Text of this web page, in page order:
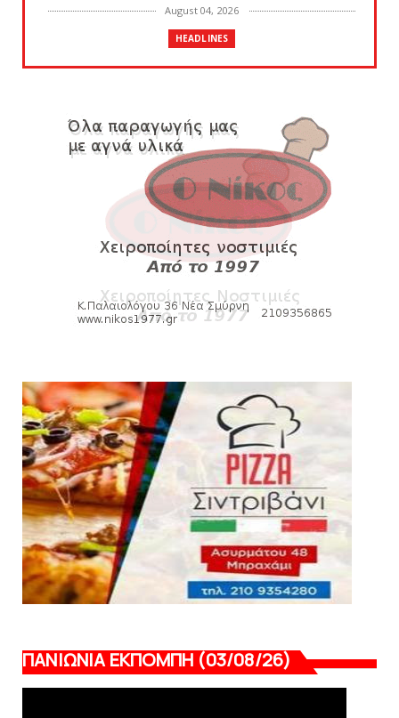
August 04, 2026
HEADLINES
Θλίψη για τον χαμό του Γιώργου
SLIDE
Ξεκινά η ελεύθερη διάθεση των εισιτηρίων
διαρκείας του βόλεϊ...
August 04, 2026
HEADLINES
Kυανέρυθρη και επίσημα η Πάτερου
August 04, 2026
SLIDE
Πανιώνια Εκπομπή: Έπεσε η αυλαία της
ΕΠΙΚΑΙΡΟΤΗΤΑ
LIVE η Πανιώνια Εκπομπή!
August 03, 2026
ΠΑΝΙΩΝΙΑ ΕΚΠΟΜΠΗ (03/08/26)